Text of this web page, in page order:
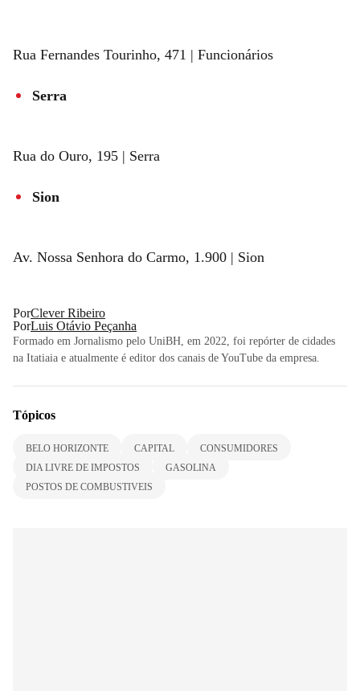
Rua Fernandes Tourinho, 471 | Funcionários
Serra
Rua do Ouro, 195 | Serra
Sion
Av. Nossa Senhora do Carmo, 1.900 | Sion
PorClever Ribeiro
PorLuis Otávio Peçanha
Formado em Jornalismo pelo UniBH, em 2022, foi repórter de cidades
na Itatiaia e atualmente é editor dos canais de YouTube da empresa.
Tópicos
BELO HORIZONTE CAPITAL
CONSUMIDORES
DIA LIVRE DE IMPOSTOS
GASOLINA
POSTOS DE COMBUSTIVEIS